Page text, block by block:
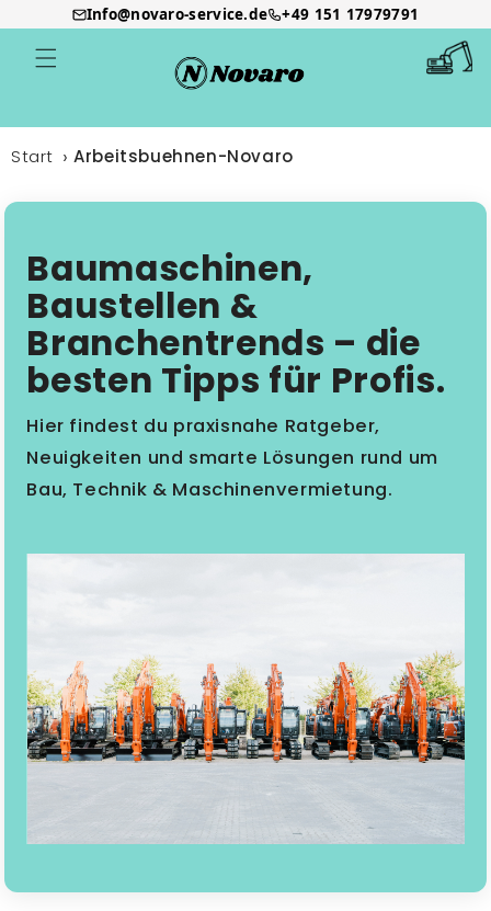
Direkt
zum
Inhalt
Info@novaro-service.de +49 151 17979791
Start Arbeitsbuehnen-Novaro
Baumaschinen,
Baustellen &
Branchentrends – die
besten Tipps für Profis.
Hier findest du praxisnahe Ratgeber,
Neuigkeiten und smarte Lösungen rund um
Bau, Technik & Maschinenvermietung.